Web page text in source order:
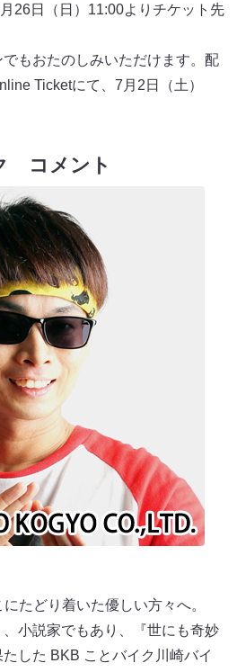
26日（日）11:00よりチケット先
もおたのしみいただけます。配
Ticketにて、7月2日（土）
コメント
たどり着いた優しい方々へ。
小説家でもあり、『世にも奇妙
した BKB ことバイク川崎バイ